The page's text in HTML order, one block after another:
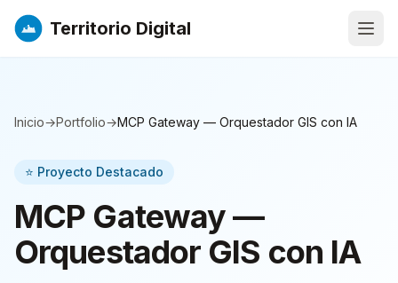
Territorio Digital
Inicio→Portfolio→MCP Gateway — Orquestador GIS con IA
⭐ Proyecto Destacado
MCP Gateway —
Orquestador GIS con IA